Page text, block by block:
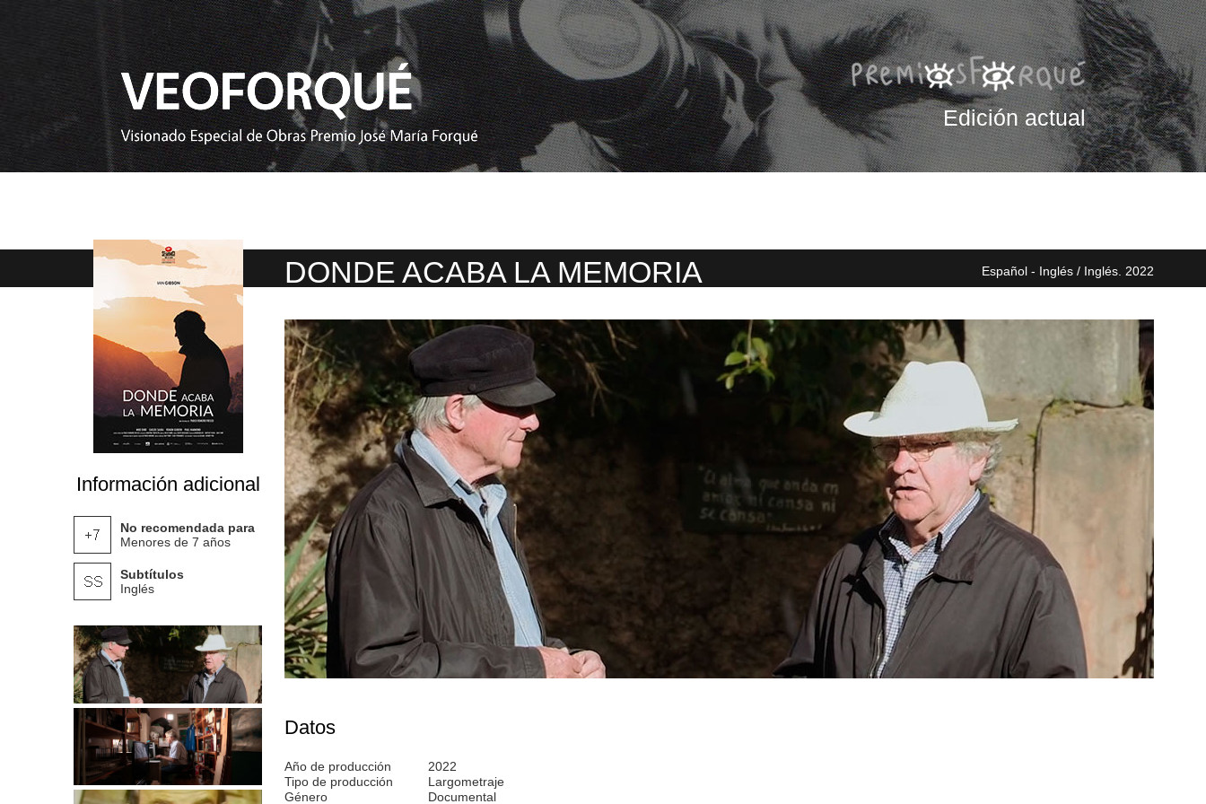
Edición actual
Información adicional
No recomendada para
Menores de 7 años
Subtítulos
Inglés
DONDE ACABA LA MEMORIA Español - Inglés / Inglés. 2022
Datos
Año de producción
2022
Tipo de producción
Largometraje
Género
Documental